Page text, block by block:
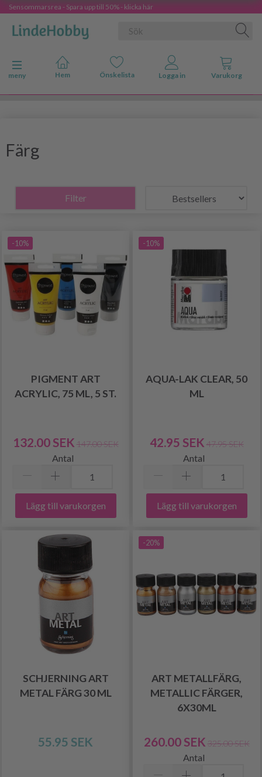
Sensommarsrea - Spara upp till 50% - klicka här
Ändra navigering
meny
Färg
Filter
-10%
PIGMENT ART
ACRYLIC, 75 ML, 5 ST.
132.00 SEK 147.00 SEK
Antal
Lägg till varukorgen
-10%
AQUA-LAK CLEAR, 50
ML
42.95 SEK 47.95 SEK
Antal
Lägg till varukorgen
SCHJERNING ART
METAL FÄRG 30 ML
55.95 SEK
-20%
ART METALLFÄRG,
METALLIC FÄRGER,
6X30ML
260.00 SEK 325.00 SEK
Antal